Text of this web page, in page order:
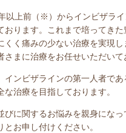
以上前（※）からインビザラ
おります。これまで培ってき
くく痛みの少ない治療を実現し
さまに治療をお任せいただいて
インビザラインの第一人者で
な治療を目指しております。
びに関するお悩みを親身になっ
とお申し付けください。